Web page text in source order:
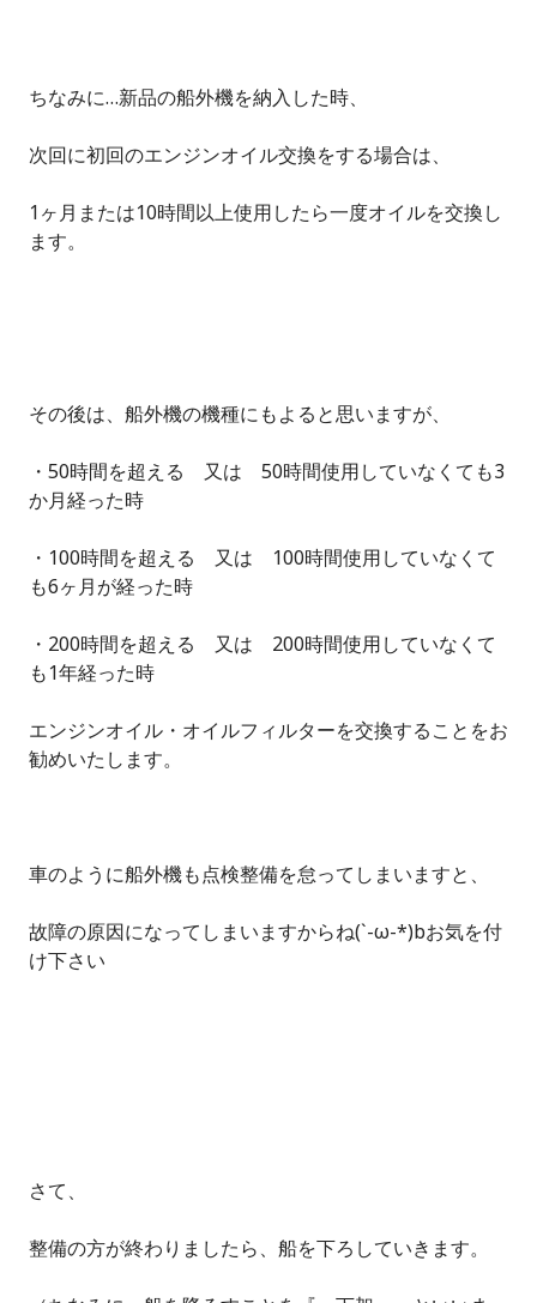
ちなみに…新品の船外機を納入した時、
次回に初回のエンジンオイル交換をする場合は、
1ヶ月または10時間以上使用したら一度オイルを交換し
ます。
その後は、船外機の機種にもよると思いますが、
・50時間を超える 又は 50時間使用していなくても3
か月経った時
・100時間を超える 又は 100時間使用していなくて
も6ヶ月が経った時
・200時間を超える 又は 200時間使用していなくて
も1年経った時
エンジンオイル・オイルフィルターを交換することをお
勧めいたします。
車のように船外機も点検整備を怠ってしまいますと、
故障の原因になってしまいますからね(`-ω-*)bお気を付
け下さい
さて、
整備の方が終わりましたら、船を下ろしていきます。